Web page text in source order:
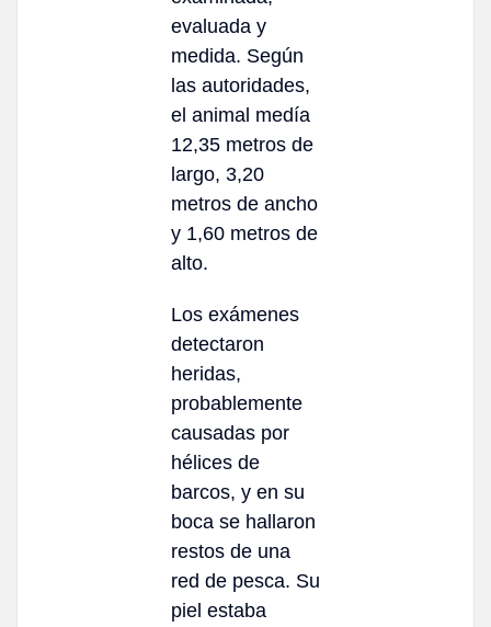
evaluada y
medida. Según
las autoridades,
el animal medía
12,35 metros de
largo, 3,20
metros de ancho
y 1,60 metros de
alto.
Los exámenes
detectaron
heridas,
probablemente
causadas por
hélices de
barcos, y en su
boca se hallaron
restos de una
red de pesca. Su
piel estaba